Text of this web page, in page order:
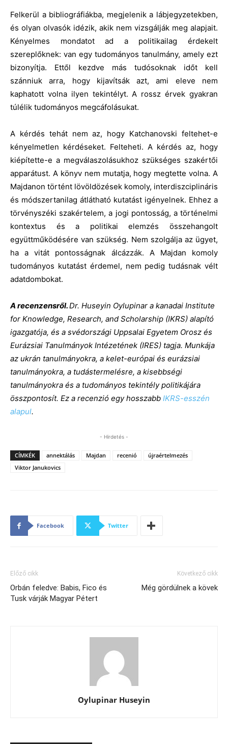
Felkerül a bibliográfiákba, megjelenik a lábjegyzetekben,
és olyan olvasók idézik, akik nem vizsgálják meg alapjait.
Kényelmes mondatot ad a politikailag érdekelt
szereplőknek: van egy tudományos tanulmány, amely ezt
bizonyítja. Ettől kezdve más tudósoknak időt kell
szánniuk arra, hogy kijavítsák azt, ami eleve nem
kaphatott volna ilyen tekintélyt. A rossz érvek gyakran
túlélik tudományos megcáfolásukat.
A kérdés tehát nem az, hogy Katchanovski feltehet-e
kényelmetlen kérdéseket. Felteheti. A kérdés az, hogy
kiépítette-e a megválaszolásukhoz szükséges szakértői
apparátust. A könyv nem mutatja, hogy megtette volna. A
Majdanon történt lövöldözések komoly, interdiszciplináris
és módszertanilag átlátható kutatást igényelnek. Ehhez a
törvényszéki szakértelem, a jogi pontosság, a történelmi
kontextus és a politikai elemzés összehangolt
együttműködésére van szükség. Nem szolgálja az ügyet,
ha a vitát pontosságnak álcázzák. A Majdan komoly
tudományos kutatást érdemel, nem pedig tudásnak vélt
adatdombokat.
A recenzensről.Dr. Huseyin Oylupinar a kanadai Institute
for Knowledge, Research, and Scholarship (IKRS) alapító
igazgatója, és a svédországi Uppsalai Egyetem Orosz és
Eurázsiai Tanulmányok Intézetének (IRES) tagja. Munkája
az ukrán tanulmányokra, a kelet-európai és eurázsiai
tanulmányokra, a tudástermelésre, a kisebbségi
tanulmányokra és a tudományos tekintély politikájára
összpontosít. Ez a recenzió egy hosszabb IKRS-esszén
alapul.
- Hirdetés -
CÍMKÉK annektálás Majdan recenió
újraértelmezés
Viktor Janukovics
Facebook Twitter
Előző cikk
Orbán feledve: Babis, Fico és
Tusk várják Magyar Pétert
Következő cikk
Még gördülnek a kövek
Oylupinar Huseyin